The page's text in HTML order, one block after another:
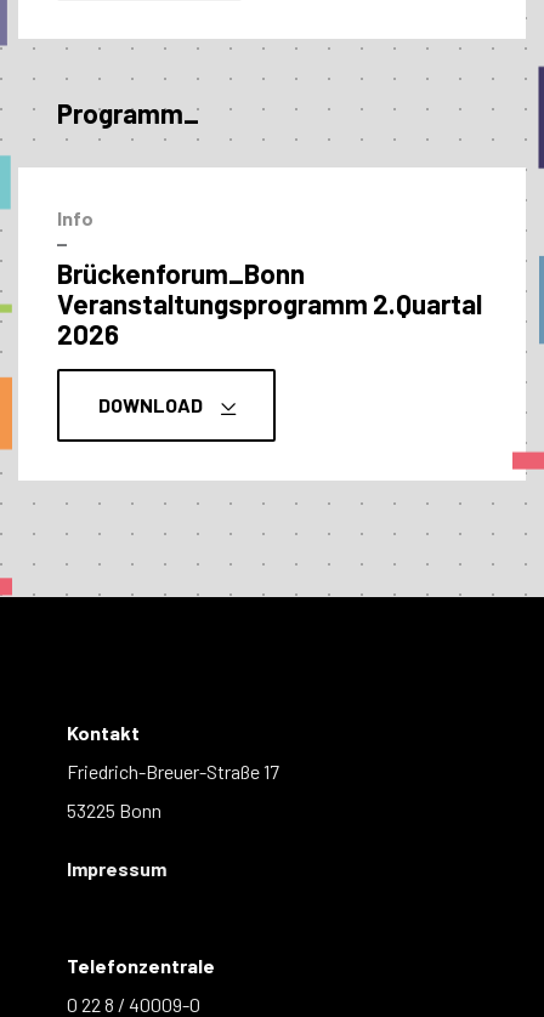
Programm_
Info
–
Brückenforum_Bonn
Veranstaltungs­programm 2.Quartal
2026
DOWNLOAD
Kontakt
Friedrich-Breuer-Straße 17
53225 Bonn
Impressum
Telefonzentrale
0 22 8 / 40009-0